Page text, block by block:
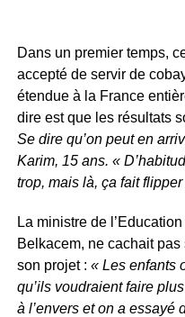
Dans un premier temps,
accepté de servir de
étendue à la France
dire est que les résultats
Se dire qu’on peut en
Karim, 15 ans. «
trop, mais là, ça fait flipper
La ministre de
Belkacem, ne cachait
son projet : « Les enfants
qu’ils voudraient faire
à l’envers et on a essayé